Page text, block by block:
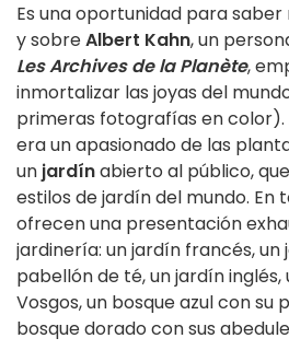
Es una oportunidad para
y sobreAlbert Kahn, un
Les Archives de la Planète,
inmortalizar las joyas del
primeras fotografías en color).
era un apasionado de las
un jardínabierto al público,
estilos de jardín del mundo. En
ofrecen una presentación
jardinería: un jardín francés, un
pabellón de té, un jardín inglés,
Vosgos, un bosque azul con
bosque dorado con sus